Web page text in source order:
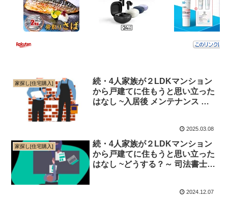
家探し[住宅購入]
続・4人家族が２LDKマンション
から戸建てに住もうと思い立った
はなし ~入居後 メンテナンス 編
2025.03.08
家探し[住宅購入]
続・4人家族が２LDKマンション
から戸建てに住もうと思い立った
はなし ~どうする？～ 司法書士面
2024.12.07